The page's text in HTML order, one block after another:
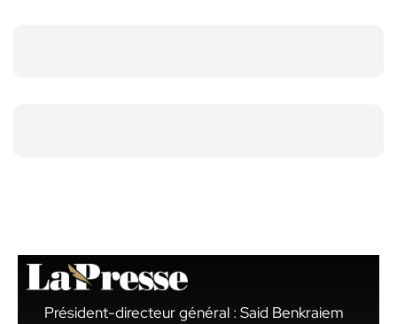
Président-directeur général : Said Benkraiem